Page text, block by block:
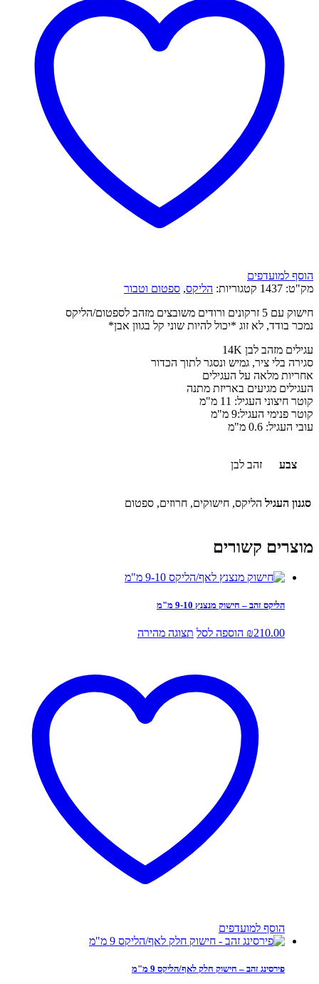
הוסף למועדפים
מק"ט: 1437 קטגוריות: הליקס, ספטום וטבור
חישוק עם 5 זרקונים ורודים משובצים מזהב לספטום/הליקס
נמכר בודד, לא זוג *יכול להיות שוני קל בגוון אבן*
עגילים מזהב לבן 14K
סגירה בלי ציר, גמיש ונסגר לתוך הכדור
אחריות מלאה על העגילים
העגילים מגיעים באריזת מתנה
קוטר חיצוני העגיל: 11 מ"מ
קוטר פנימי העגיל:9 מ"מ
עובי העגיל: 0.6 מ"מ
צבע זהב לבן
סגנון העגיל הליקס, חישוקים, חרוזים, ספטום
מוצרים קשורים
הליקס זהב – חישוק מנצנץ 9-10 מ"מ
₪210.00 הוספה לסל תצוגה מהירה
הוסף למועדפים
פירסינג זהב – חישוק חלק לאף/הליקס 9 מ"מ